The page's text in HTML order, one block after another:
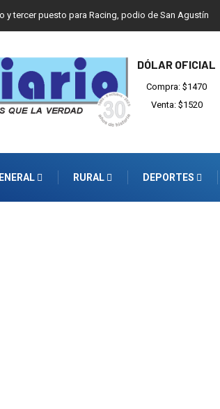
y tercer puesto para Racing, podio de San Agustín
DÓLAR OFICIAL
Compra: $1470
Venta: $1520
RURAL DEPORTES